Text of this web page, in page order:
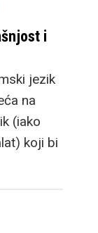
i
jezik
na
(iako
koji bi